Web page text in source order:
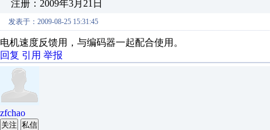
注册：2009年3月21日
发表于：2009-08-25 15:31:45
电机速度反馈用，与编码器一起配合使用。
回复 引用 举报
zfchao
关注 私信